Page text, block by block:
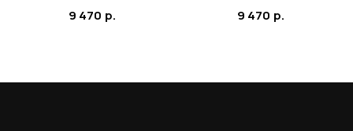
9 470 р. 9 470 р.